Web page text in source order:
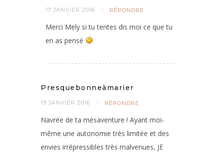
17 JANVIER 2016 RÉPONDRE
Merci Mely si tu tentes dis moi ce que tu
en as pensé
Presquebonneàmarier
19 JANVIER 2016 RÉPONDRE
Navrée de ta mésaventure ! Ayant moi-
même une autonomie très limitée et des
envies irrépressibles très malvenues, JE